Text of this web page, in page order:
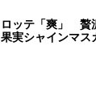
ロッテ「爽」 贅
果実シャインマス